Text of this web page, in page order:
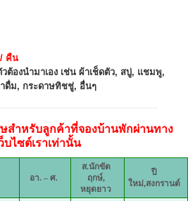
คืน
ต้องนำมาเอง เช่น ผ้าเช็ดตัว, สบู่, แชมพู,
ดื่ม, กระดาษทิชชู่, อื่นๆ
สำหรับลูกค้าที่จองบ้านพักผ่านทาง
บไซต์เราเท่านั้น
อา. – ศ.
ส.นักขัต
ฤกษ์,
หยุดยาว
ปี
ใหม่,สงกรานต์